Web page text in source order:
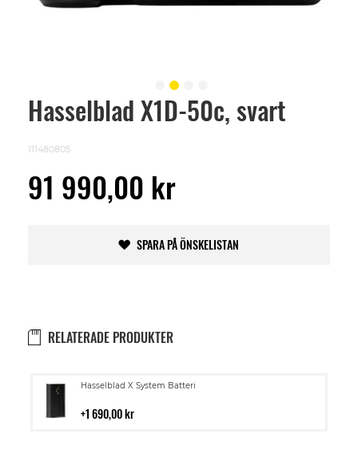
Hasselblad X1D-50c, svart
111480805
91 990,00 kr
SPARA PÅ ÖNSKELISTAN
RELATERADE PRODUKTER
Hasselblad X System Batteri
1 690,00 kr
Lägg
i
Skip
images
gallery